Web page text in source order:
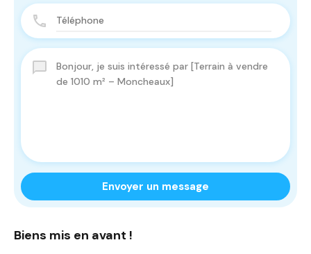
Envoyer un message
Biens mis en avant !